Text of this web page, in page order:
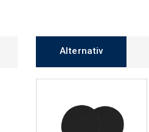
Alternativ